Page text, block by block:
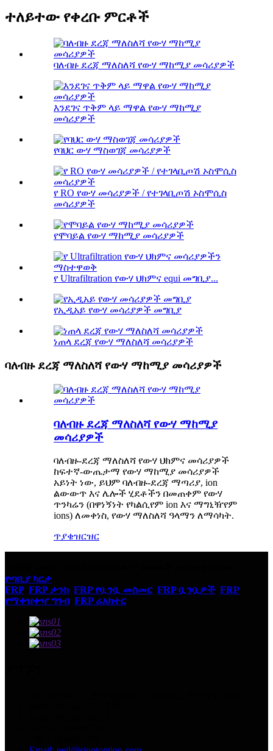
ተለይተው የቀረቡ ምርቶች
ባለብዙ ደረጃ ማለስለሻ የውሃ ማከሚያ መሳሪያዎች
እንደገና ጥቅም ላይ ማዋል የውሃ ማከሚያ
መሳሪያዎች
የባህር ውሃ ማስወገጃ መሳሪያዎች
የ RO የውሃ መሳሪያዎች / የተገላቢጦሽ ኦስሞሲስ
መሳሪያዎች
የሞባይል የውሃ ማከሚያ መሳሪያዎች
የ Ultrafiltration የውሃ ህክምና equi መግቢያ...
የኢዲአይ የውሃ መሳሪያዎች መግቢያ
ነጠላ ደረጃ የውሃ ማለስለሻ መሳሪያዎች
ባለብዙ ደረጃ ማለስለሻ የውሃ ማከሚያ መሳሪያዎች
ባለብዙ ደረጃ ማለስለሻ የውሃ ማከሚያ
መሳሪያዎች
ባለብዙ-ደረጃ ማለስለሻ የውሃ ህክምና መሳሪያዎች
ከፍተኛ-ውጤታማ የውሃ ማከሚያ መሳሪያዎች
አይነት ነው, ይህም ባለብዙ-ደረጃ ማጣሪያ, ion
ልውውጥ እና ሌሎች ሂደቶችን በመጠቀም የውሃ
ጥንካሬን (በዋነኝነት የካልሲየም ion እና ማግኒዥየም
ions) ለመቀነስ, የውሃ ማለስለሻ ዓላማን ለማሳካት.
ጥያቄዝርዝር
የጣቢያ ካርታ
FRP, FRP ታንክ FRP የቧንቧ መስመር FRP ቧንቧዎች FRP
የማቀዝቀዣ ግንብ, FRP ሬአክተር